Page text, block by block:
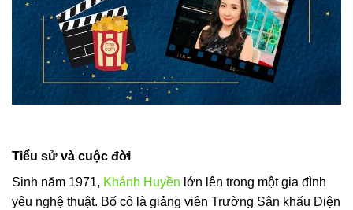
Tiểu sử và cuộc đời
Sinh năm 1971, Khánh Huyền lớn lên trong một gia đình
yêu nghệ thuật. Bố cô là giảng viên Trường Sân khấu Điện